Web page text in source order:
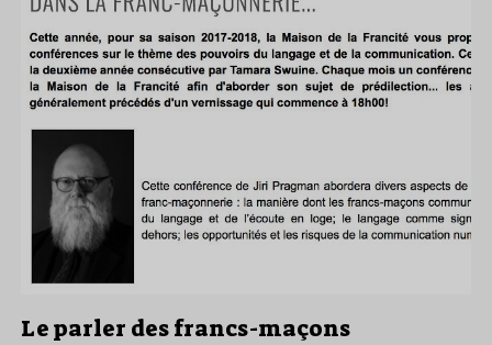
Le parler des francs-maçons